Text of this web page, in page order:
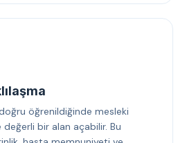
öğrenildiğinde mesleki
bir alan açabilir. Bu